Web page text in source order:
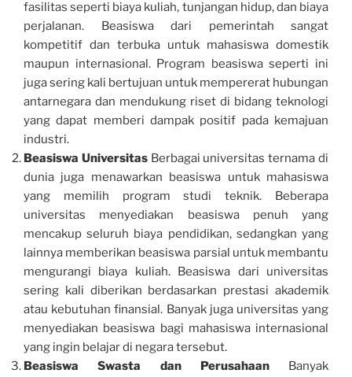
fasilitas seperti biaya kuliah, tunjangan hidup, dan biaya
perjalanan. Beasiswa dari pemerintah sangat
kompetitif dan terbuka untuk mahasiswa domestik
maupun internasional. Program beasiswa seperti ini
juga sering kali bertujuan untuk mempererat hubungan
antarnegara dan mendukung riset di bidang teknologi
yang dapat memberi dampak positif pada kemajuan
industri.
Beasiswa UniversitasBerbagai universitas ternama di
dunia juga menawarkan beasiswa untuk mahasiswa
yang memilih program studi teknik. Beberapa
universitas menyediakan beasiswa penuh yang
mencakup seluruh biaya pendidikan, sedangkan yang
lainnya memberikan beasiswa parsial untuk membantu
mengurangi biaya kuliah. Beasiswa dari universitas
sering kali diberikan berdasarkan prestasi akademik
atau kebutuhan finansial. Banyak juga universitas yang
menyediakan beasiswa bagi mahasiswa internasional
yang ingin belajar di negara tersebut.
Beasiswa Swasta dan PerusahaanBanyak